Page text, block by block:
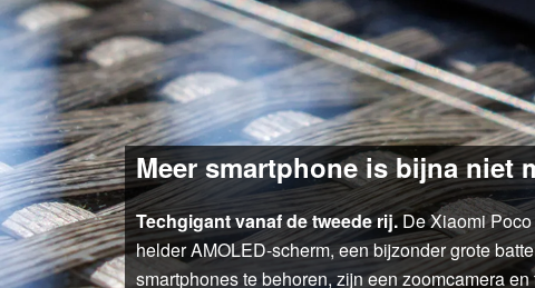
Meer smartphone is bijna niet
Techgigant vanaf de tweede rij.De Xiaomi Poco
helder AMOLED-scherm, een bijzonder grote
smartphones te behoren, zijn een zoomcamera